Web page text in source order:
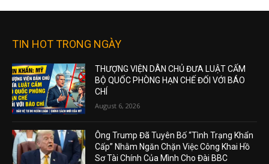
TIN HOT TRONG NGÀY
THƯỢNG VIỆN DÂN CHỦ ĐƯA LUẬT CẤM
BỘ QUỐC PHÒNG HẠN CHẾ ĐỐI VỚI BÁO
CHÍ
August 6, 2026
Ông Trump Đã Tuyên Bố “Tình Trạng Khẩn
Cấp” Nhằm Ngăn Chặn Việc Công Khai Hồ
Sơ Tài Chính Của Mình Cho Đài BBC